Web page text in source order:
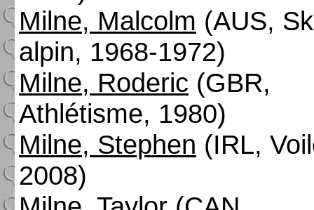
Milne, Malcolm (AUS,
alpin, 1968-1972)
Milne, Roderic (GBR,
Athlétisme, 1980)
Milne, Stephen (IRL,
2008)